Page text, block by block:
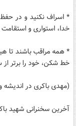
* اسراف نکنید و در
خدا، استواری و
* همه مراقب باشند تا
خط شکن، خود را برتر از
(مهدی باکری در
آخرین سخنرانی شهید